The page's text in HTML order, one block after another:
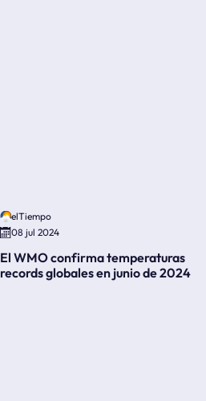
elTiempo
08 jul 2024
El WMO confirma temperaturas
records globales en junio de 2024